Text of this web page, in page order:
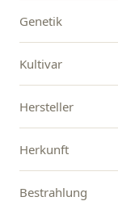
Genetik
Kultivar
Hersteller
Herkunft
Bestrahlung